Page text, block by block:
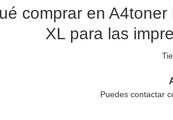
comprar en
XL para las
Puedes contactar